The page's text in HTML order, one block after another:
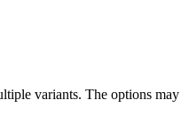
variants. The options may